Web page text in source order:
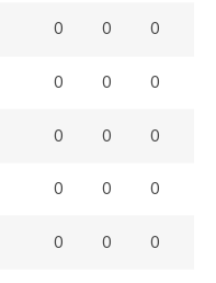
0 0 0
0 0 0
0 0 0
0 0 0
0 0 0